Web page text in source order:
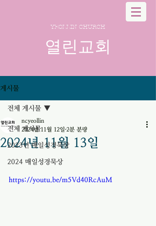
YEOLLIN CHURCH
열린교회
게시물
전체 게시물
2023년 매일성경묵상
2024 매일성경묵상
전체 게시물
2024년 11월 13일
ncyeollin
2024년 11월 12일 2분 분량
https://youtu.be/m5Vd40RcAuM